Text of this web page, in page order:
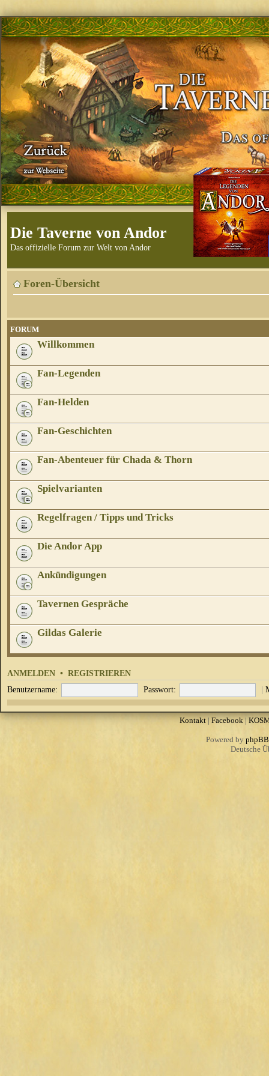
Die Taverne von Andor
Das offizielle Forum zur Welt von Andor
Foren-Übersicht
FORUM
Willkommen
Fan-Legenden
Fan-Helden
Fan-Geschichten
Fan-Abenteuer für Chada & Thorn
Spielvarianten
Regelfragen / Tipps und Tricks
Die Andor App
Ankündigungen
Tavernen Gespräche
Gildas Galerie
ANMELDEN • REGISTRIEREN
Benutzername: Passwort: |
Kontakt| Facebook|
Powered by phpBB
Deutsche